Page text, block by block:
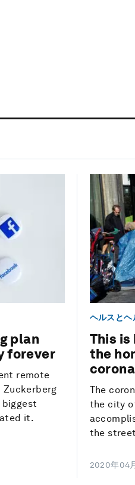
plan
forever
remote
Zuckerberg
biggest
it.
ヘルスとヘ
This is
the
The
the city
the
2020年04